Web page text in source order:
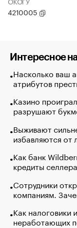
4210005
Интересное
Насколько ваш
атрибутов
Казино
разрушают
Выживают
избавляются от
Как банк
кредиты
Сотрудники
компаниям.
Как налоговики
неработающих